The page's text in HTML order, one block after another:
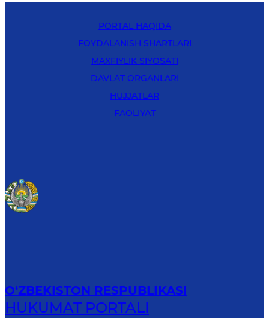
PORTAL HAQIDA
FOYDALANISH SHARTLARI
MAXFIYLIK SIYOSATI
DAVLAT ORGANLARI
HUJJATLAR
FAOLIYAT
O‘ZBEKISTON RESPUBLIKASI
HUKUMAT PORTALI